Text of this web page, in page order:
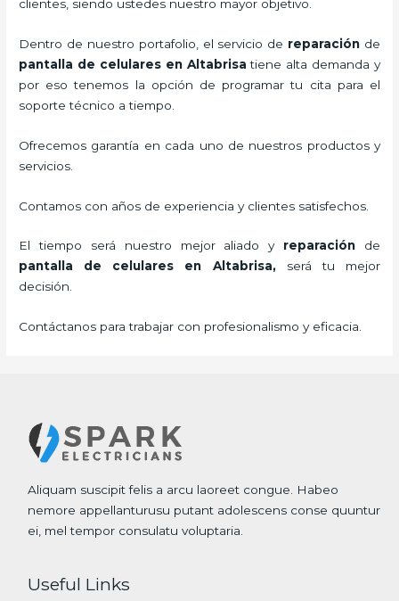
clientes, siendo ustedes nuestro mayor objetivo.
Dentro de nuestro portafolio, el servicio de reparación de
pantalla de celularesen Altabrisa tiene alta demanda y
por eso tenemos la opción de programar tu cita para el
soporte técnico a tiempo.
Ofrecemos garantía en cada uno de nuestros productos y
servicios.
Contamos con años de experiencia y clientes satisfechos.
El tiempo será nuestro mejor aliado y reparación de
pantalla de celulares en Altabrisa, será tu mejor
decisión.
Contáctanos para trabajar con profesionalismo y eficacia.
Aliquam suscipit felis a arcu laoreet congue. Habeo
nemore appellanturusu putant adolescens conse quuntur
ei, mel tempor consulatu voluptaria.
Useful Links